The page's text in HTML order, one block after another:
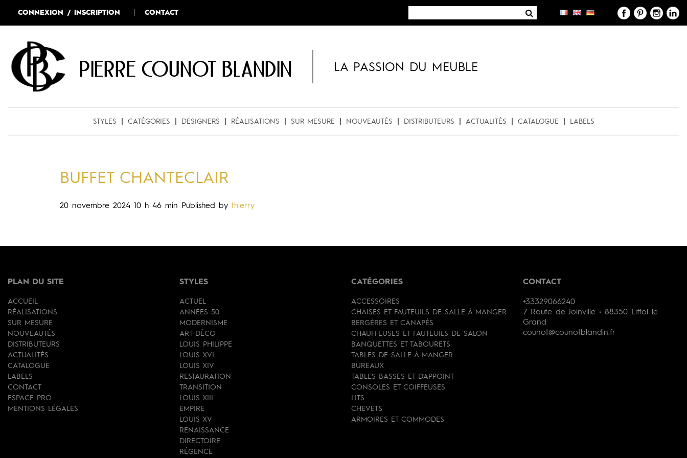
CONNEXION / INSCRIPTION CONTACT
Pierre COUNOT BLANDIN LA PASSION DU MEUBLE
STYLES CATÉGORIES DESIGNERS RÉALISATIONS SUR MESURE NOUVEAUTÉS DISTRIBUTEURS ACTUALITÉS CATALOGUE LABELS
BUFFET CHANTECLAIR
20 novembre 2024 10 h 46 min Published by thierry
PLAN DU SITE
ACCUEIL
RÉALISATIONS
SUR MESURE
NOUVEAUTÉS
DISTRIBUTEURS
ACTUALITÉS
CATALOGUE
LABELS
CONTACT
ESPACE PRO
MENTIONS LÉGALES
STYLES
ACTUEL
ANNÉES 50
MODERNISME
ART DÉCO
LOUIS PHILIPPE
LOUIS XVI
LOUIS XIV
RESTAURATION
TRANSITION
LOUIS XIII
EMPIRE
LOUIS XV
RENAISSANCE
DIRECTOIRE
RÉGENCE
CATÉGORIES
ACCESSOIRES
CHAISES ET FAUTEUILS DE SALLE À MANGER
BERGÈRES ET CANAPÉS
CHAUFFEUSES ET FAUTEUILS DE SALON
BANQUETTES ET TABOURETS
TABLES DE SALLE À MANGER
BUREAUX
TABLES BASSES ET D'APPOINT
CONSOLES ET COIFFEUSES
LITS
CHEVETS
ARMOIRES ET COMMODES
CONTACT
+33329066240
7 Route de Joinville • 88350 Liffol le
Grand
counot@counotblandin.fr